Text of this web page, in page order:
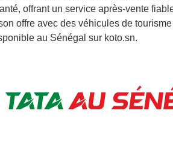
offrant un service après-vente
offre avec des véhicules de
au Sénégal sur koto.sn.
AU